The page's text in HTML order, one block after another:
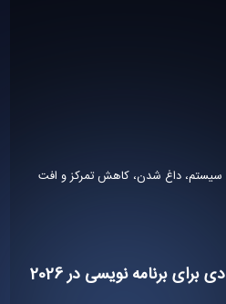
سیستم، داغ شدن، کاهش تمرکز و افت
برنامه نویسی در 2026